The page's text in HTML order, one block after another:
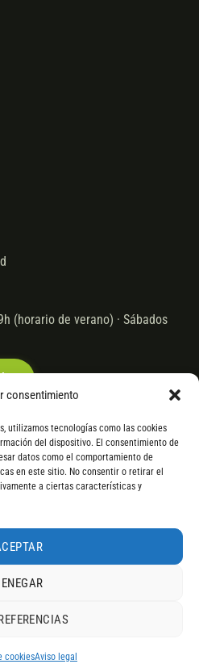
consentimiento
utilizamos tecnologías como las cookies
del dispositivo. El consentimiento de
datos como el comportamiento de
en este sitio. No consentir o retirar el
a ciertas características y
cookiesAviso legal
(horario de verano) · Sábados
de cookies
Cofidis
y 7% a 24 meses. Consulta
se envían 24 h laborables tras el
importe sin coste. La información de
o superiores.
RESEÑAS DE